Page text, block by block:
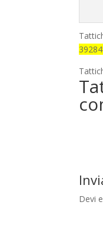
Devi